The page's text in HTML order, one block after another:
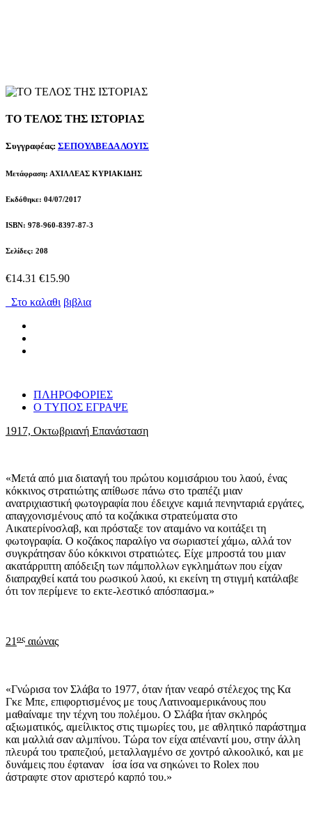
ΤΟ ΤΕΛΟΣ ΤΗΣ ΙΣΤΟΡΙΑΣ
Συγγραφέας: ΣΕΠΟΥΛΒΕΔΑ ΛΟΥΙΣ
Μετάφραση: ΑΧΙΛΛΕΑΣ ΚΥΡΙΑΚΙΔΗΣ
Εκδόθηκε: 04/07/2017
ISBN: 978-960-8397-87-3
Σελίδες: 208
€14.31 €15.90
Στο καλαθι βιβλια
ΠΛΗΡΟΦΟΡΙΕΣ
Ο ΤΥΠΟΣ ΕΓΡΑΨΕ
1917, Οκτωβριανή Επανάσταση
«Μετά από μια διαταγή του πρώτου κομισάριου του λαού, ένας
κόκκινος στρατιώτης απίθωσε πάνω στο τραπέζι μιαν
ανατριχιαστική φωτογραφία που έδειχνε καμιά πενηνταριά εργάτες,
απαγχονισμένους από τα κοζάκικα στρατεύματα στο
Αικατερίνοσλαβ, και πρόσταξε τον αταμάνο να κοιτάξει τη
φωτογραφία. Ο κοζάκος παραλίγο να σωριαστεί χάμω, αλλά τον
συγ­κράτησαν δύο κόκκινοι στρατιώτες. Είχε μπροστά του μιαν
ακατάρριπτη απόδειξη των πάμπολλων εγκλημάτων που είχαν
διαπραχθεί κατά του ρωσικού λαού, κι εκείνη τη στιγμή κατάλαβε
ότι τον περίμενε το εκτε-λεστικό απόσπασμα.»
21ος αιώνας
«Γνώρισα τον Σλάβα το 1977, όταν ήταν νεαρό στέλεχος της Κα
Γκε Μπε, επιφορτισμένος με τους Λατινοαμερικάνους που
μαθαίναμε την τέχνη του πολέμου. Ο Σλάβα ήταν σκληρός
αξιωματικός, αμείλικτος στις τιμωρίες του, με αθλητικό παράστημα
και μαλλιά σαν αλμπίνου. Τώρα τον είχα απέναντί μου, στην άλλη
πλευρά του τραπεζιού, μεταλλαγμένο σε χοντρό αλκοολικό, και με
δυνάμεις που έφταναν ίσα ίσα να σηκώνει το Rolex που
άστραφτε στον αριστερό καρπό του.»